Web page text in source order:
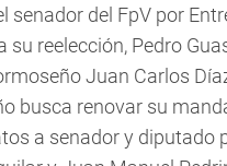
senador del FpV por
su reelección, Pedro
Juan Carlos
busca renovar su
a senador y diputado